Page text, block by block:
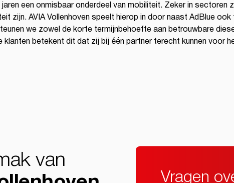
een onmisbaar onderdeel van mobiliteit. Zeker in
zijn. AVIA Vollenhoven speelt hierop in door naast AdBlue
we zowel de korte termijnbehoefte aan betrouwbare
klanten betekent dit dat zij bij één partner terecht kunnen
van
Vragen